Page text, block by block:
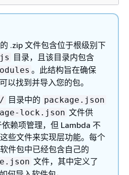
.zip 文件包含位于根级别下
目录，且该目录内包含
。此结构旨在确保
以找到并导入您的包。
目录中的 package.json
lock.json 文件供
赖项管理，但 Lambda 不
些文件来实现层功能。每个
件包中已经包含自己的
文件，其中定义了